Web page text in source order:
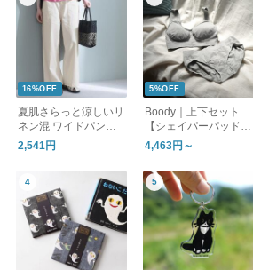
16%OFF
夏肌さらっと涼しいリ
ネン混 ワイドパンツ /
洗える コットンリネ
ン ベイカーワイドパ
2,541円
5%OFF
Boody｜上下セット
【シェイパーパッド付
ブラ】フルブリーフor
ミディブリーフ セッ
ト アンダーウェア ブ
ラジャー パンツ ショ
ーツ 下着 オーガニッ
クバンブー ブーディ
ギフト
4,463円～